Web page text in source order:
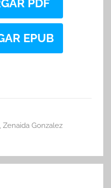
PDF
EPUB
Zenaida Gonzalez